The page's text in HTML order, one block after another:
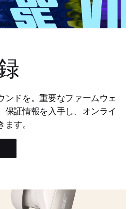
ンドを。重要なファームウェ
保証情報を入手し、オンライ
す。